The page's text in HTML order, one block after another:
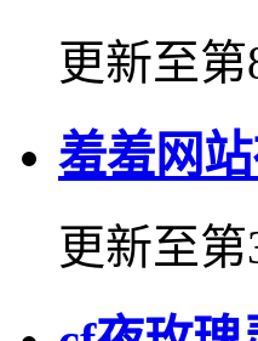
更新至第
羞羞网
更新至第